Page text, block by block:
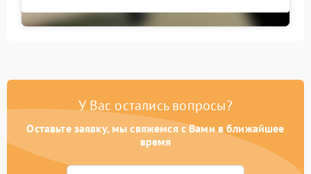
У Вас остались вопросы?
Оставьте заявку, мы свяжемся с Вами в ближайшее
время